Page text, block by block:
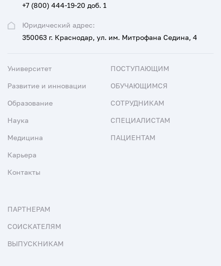
Юридический адрес:
350063 г. Краснодар, ул. им. Митрофана Седина, 4
+7 (800) 444-19-20 доб. 1
Университет
Развитие и инновации
Образование
Наука
Медицина
Карьера
Контакты
ПОСТУПАЮЩИМ
ОБУЧАЮЩИМСЯ
СОТРУДНИКАМ
СПЕЦИАЛИСТАМ
ПАЦИЕНТАМ
ПАРТНЕРАМ
СОИСКАТЕЛЯМ
ВЫПУСКНИКАМ